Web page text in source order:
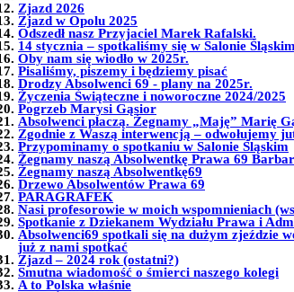
Zjazd 2026
Zjazd w Opolu 2025
Odszedł nasz Przyjaciel Marek Rafalski.
14 stycznia – spotkaliśmy się w Salonie
Oby nam się wiodło w 2025r.
Pisaliśmy, piszemy i będziemy pisać
Drodzy Absolwenci 69 - plany na 2025r.
Życzenia Świąteczne i noworoczne 2024/2025
Pogrzeb Marysi Gąsior
Absolwenci płaczą. Żegnamy „Maję” Marię
Zgodnie z Waszą interwencją – odwołujemy
Przypominamy o spotkaniu w Salonie Śląskim
Żegnamy naszą Absolwentkę Prawa 69
Żegnamy naszą Absolwentkę69
Drzewo Absolwentów Prawa 69
PARAGRAFEK
Nasi profesorowie w moich wspomnieniach
Spotkanie z Dziekanem Wydziału Prawa i
Absolwenci69 spotkali się na dużym zjeździe
już z nami spotkać
Zjazd – 2024 rok (ostatni?)
Smutna wiadomość o śmierci naszego kolegi
A to Polska właśnie